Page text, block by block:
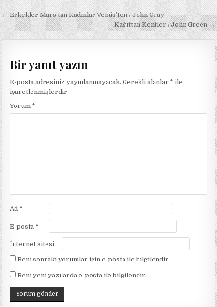
Yazı
gezinmesi
← Erkekler Mars’tan Kadınlar Venüs’ten / John Gray
Kağıttan Kentler / John Green →
Bir yanıt yazın
E-posta adresiniz yayınlanmayacak. Gerekli alanlar * ile
işaretlenmişlerdir
Yorum *
Ad *
E-posta *
İnternet sitesi
Beni sonraki yorumlar için e-posta ile bilgilendir.
Beni yeni yazılarda e-posta ile bilgilendir.